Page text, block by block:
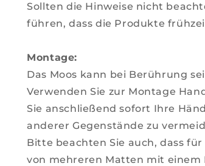
Sollten die Hinweise nicht
führen, dass die Produkte
Montage:
Das Moos kann bei Berührung
Verwenden Sie zur Montage
Sie anschließend sofort Ihre
anderer Gegenstände zu
Bitte beachten Sie auch, dass
von mehreren Matten mit einem